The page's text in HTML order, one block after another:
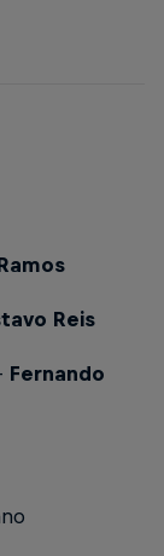
Reis
Fernando